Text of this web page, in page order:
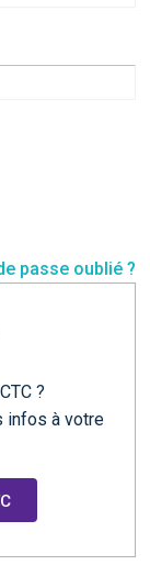
passe oublié ?
?
infos à votre